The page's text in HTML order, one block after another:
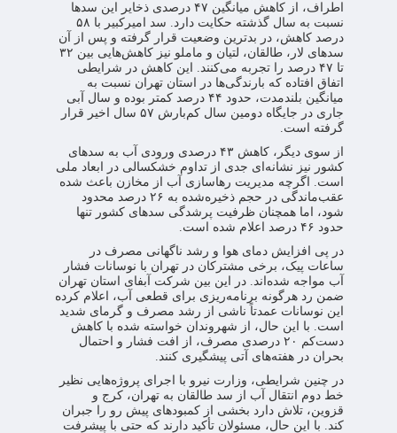
اطراف، از کاهش میانگین ۴۷ درصدی ذخایر این سدها
نسبت به سال گذشته حکایت دارد. سد امیرکبیر با ۵۸
درصد کاهش، در بدترین وضعیت قرار گرفته و پس از آن
سدهای لار، طالقان، لتیان و ماملو نیز کاهش‌هایی بین ۳۲
تا ۴۷ درصد را تجربه می‌کنند. این کاهش در شرایطی
اتفاق افتاده که بارندگی‌ها در استان تهران نسبت به
میانگین بلندمدت، حدود ۴۴ درصد کمتر بوده و سال آبی
جاری در جایگاه دومین سال کم‌بارش ۵۷ سال اخیر قرار
گرفته است.
از سوی دیگر، کاهش ۴۳ درصدی ورودی آب به سدهای
کشور نیز نشانه‌ای جدی از تداوم خشکسالی در ابعاد ملی
است. اگرچه مدیریت رهاسازی آب از مخازن باعث شده
عقب‌ماندگی در حجم ذخیره‌شده به ۲۶ درصد محدود
شود، اما همچنان ظرفیت پرشدگی سدهای کشور تنها
حدود ۴۶ درصد اعلام شده است.
در پی افزایش دمای هوا و رشد ناگهانی مصرف در
ساعات پیک، برخی مشترکان در تهران با نوسانات فشار
آب مواجه شده‌اند. در این بین شرکت آبفای استان تهران
ضمن رد هرگونه برنامه‌ریزی برای قطعی آب، اعلام کرده
این نوسانات عمدتاً ناشی از رشد مصرف و گرمای شدید
است. با این حال، از شهروندان خواسته شده با کاهش
دست‌کم ۲۰ درصدی مصرف، از افت فشار و احتمال
بحران در هفته‌های آتی پیشگیری کنند.
در چنین شرایطی، وزارت نیرو با اجرای پروژه‌هایی نظیر
خط دوم انتقال آب از سد طالقان به تهران، کرج و
قزوین، تلاش دارد بخشی از کمبودهای پیش رو را جبران
کند. با این حال، مسئولان تأکید دارند که حتی با پیشرفت